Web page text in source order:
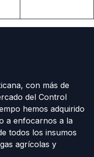
con más de
del Control
hemos adquirido
a enfocarnos a la
todos los insumos
agrícolas y